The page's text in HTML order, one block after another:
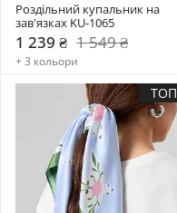
Роздільний купальник на
зав'язках KU-1065
1 239 ₴ 1 549 ₴
+ 3 кольори
ТОП